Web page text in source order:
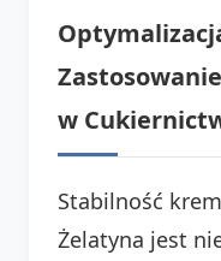
w
Stabilność
Żelatyna jest